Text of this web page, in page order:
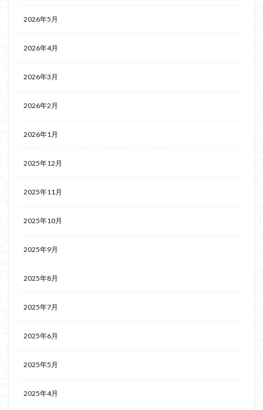
2026年5月
2026年4月
2026年3月
2026年2月
2026年1月
2025年12月
2025年11月
2025年10月
2025年9月
2025年8月
2025年7月
2025年6月
2025年5月
2025年4月